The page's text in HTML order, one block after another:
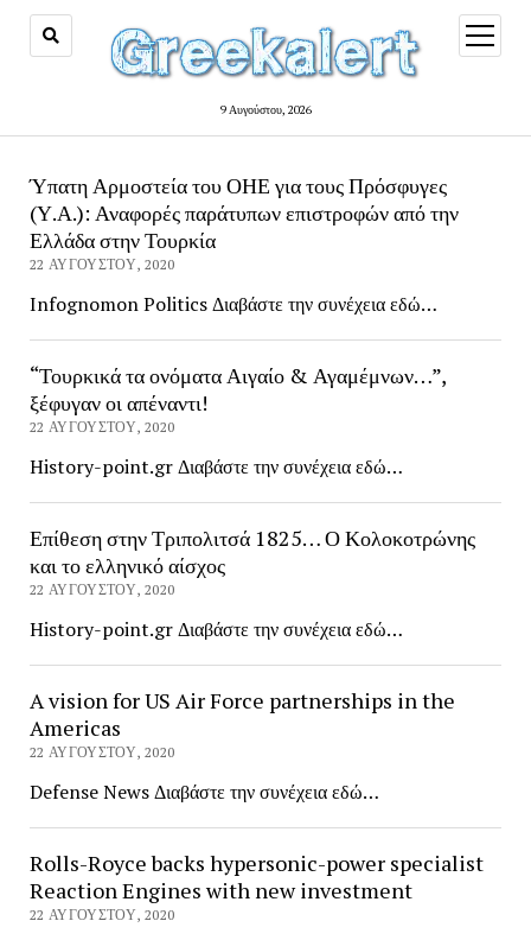
9 Αυγούστου, 2026
open
menu
greekalert
Ύπατη Αρμοστεία του ΟΗΕ για τους Πρόσφυγες
(Υ.Α.): Αναφορές παράτυπων επιστροφών από την
Ελλάδα στην Τουρκία
22 ΑΥΓΟΎΣΤΟΥ, 2020
Infognomon Politics Διαβάστε την συνέχεια εδώ…
“Τουρκικά τα ονόματα Αιγαίο & Αγαμέμνων…”,
ξέφυγαν οι απέναντι!
22 ΑΥΓΟΎΣΤΟΥ, 2020
History-point.gr Διαβάστε την συνέχεια εδώ…
Επίθεση στην Τριπολιτσά 1825… Ο Κολοκοτρώνης
και το ελληνικό αίσχος
22 ΑΥΓΟΎΣΤΟΥ, 2020
History-point.gr Διαβάστε την συνέχεια εδώ…
A vision for US Air Force partnerships in the
Americas
22 ΑΥΓΟΎΣΤΟΥ, 2020
Defense News Διαβάστε την συνέχεια εδώ…
Rolls-Royce backs hypersonic-power specialist
Reaction Engines with new investment
22 ΑΥΓΟΎΣΤΟΥ, 2020